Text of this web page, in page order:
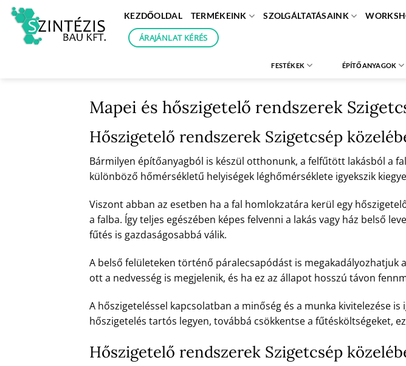
Skip
content
KEZDŐOLDAL TERMÉKEINK SZOLGÁLTATÁSAINK
ÁRAJÁNLAT KÉRÉS
FESTÉKEK ÉPÍTŐANYAGOK
Mapei és hőszigetelő rendszerek
Hőszigetelő rendszerek Szigetcsép
Bármilyen építőanyagból is készül otthonunk, a felfűtött lakásból a
különböző hőmérsékletű helyiségek léghőmérséklete igyekszik
Viszont abban az esetben ha a fal homlokzatára kerül egy
a falba. Így teljes egészében képes felvenni a lakás vagy ház belső
fűtés is gazdaságosabbá válik.
A belső felületeken történő páralecsapódást is megakadályozhatjuk
ott a nedvesség is megjelenik, és ha ez az állapot hosszú távon
A hőszigeteléssel kapcsolatban a minőség és a munka kivitelezése
hőszigetelés tartós legyen, továbbá csökkentse a fűtésköltségeket,
Hőszigetelő rendszerek Szigetcsép